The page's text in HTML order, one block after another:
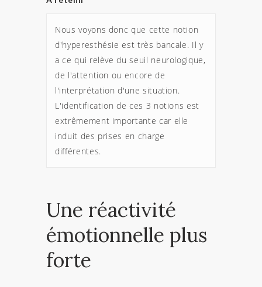
Nous voyons donc que cette notion
d'hyperesthésie est très bancale. Il y
a ce qui relève du seuil neurologique,
de l'attention ou encore de
l'interprétation d'une situation.
L'identification de ces 3 notions est
extrêmement importante car elle
induit des prises en charge
différentes.
Une réactivité
émotionnelle plus
forte